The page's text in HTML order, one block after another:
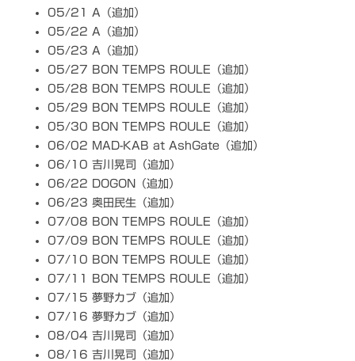
05/21 A（追加）
05/22 A（追加）
05/23 A（追加）
05/27 BON TEMPS ROULE（追加）
05/28 BON TEMPS ROULE（追加）
05/29 BON TEMPS ROULE（追加）
05/30 BON TEMPS ROULE（追加）
06/02 MAD-KAB at AshGate（追加）
06/10 吉川晃司（追加）
06/22 DOGON（追加）
06/23 奥田民生（追加）
07/08 BON TEMPS ROULE（追加）
07/09 BON TEMPS ROULE（追加）
07/10 BON TEMPS ROULE（追加）
07/11 BON TEMPS ROULE（追加）
07/15 夢野カブ（追加）
07/16 夢野カブ（追加）
08/04 吉川晃司（追加）
08/16 吉川晃司（追加）